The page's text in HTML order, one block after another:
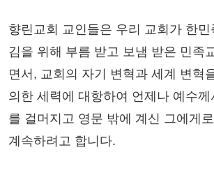
향린교회 교인들은 우리 교회가 한민
김을 위해 부름 받고 보냄 받은 민족
면서, 교회의 자기 변혁과 세계 변혁
의한 세력에 대항하여 언제나 예수께
를 걸머지고 영문 밖에 계신 그에게
계속하려고 합니다.